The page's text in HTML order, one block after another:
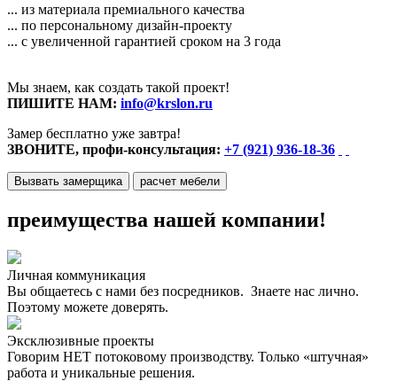
... из материала премиального качества
... по персональному дизайн-проекту
... с увеличенной гарантией сроком на 3 года
Мы знаем, как создать такой проект!
ПИШИТЕ НАМ: info@krslon.ru
Замер бесплатно уже завтра!
ЗВОНИТЕ, профи-консультация: +7 (921) 936-18-36
Вызвать замерщика расчет мебели
преимущества нашей компании!
Личная коммуникация
Вы общаетесь с нами без посредников. Знаете нас лично.
Поэтому можете доверять.
Эксклюзивные проекты
Говорим НЕТ потоковому производству. Только «штучная»
работа и уникальные решения.